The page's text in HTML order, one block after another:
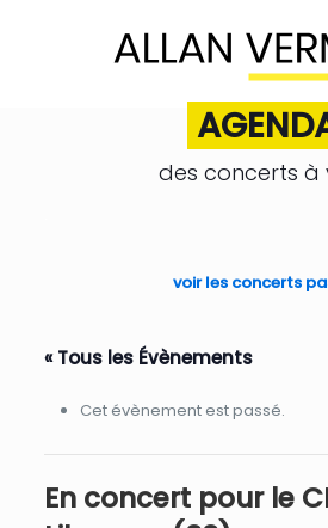
des concerts à
voir les concerts
« Tous les Évènements
Cet évènement est passé.
En concert pour le